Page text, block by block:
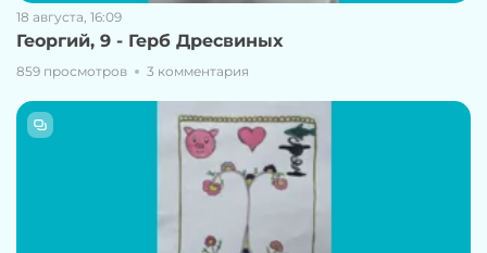
18 августа, 16:09
Георгий, 9 - Герб Дресвиных
859 просмотров 3 комментария